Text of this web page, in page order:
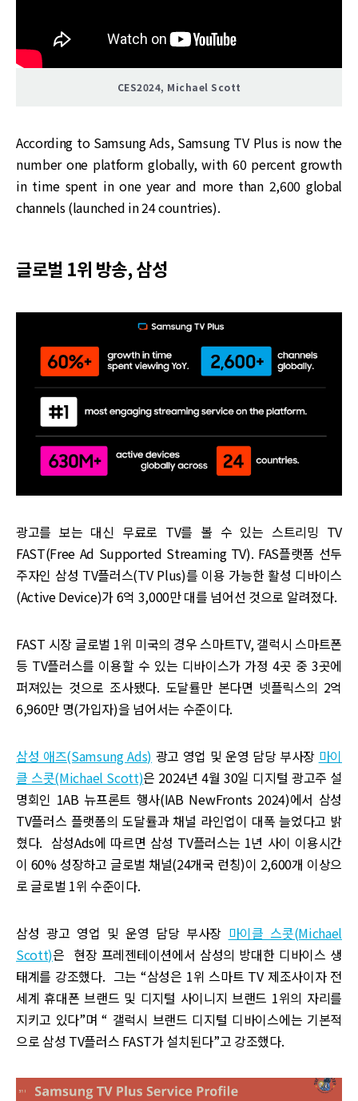
CES2024, Michael Scott
According to Samsung Ads, Samsung TV Plus is now the
number one platform globally, with 60 percent growth
in time spent in one year and more than 2,600 global
channels (launched in 24 countries).
글로벌 1위 방송, 삼성
광고를 보는 대신 무료로 TV를 볼 수 있는 스트리밍 TV
FAST(Free Ad Supported Streaming TV). FAS플랫폼 선두
주자인 삼성 TV플러스(TV Plus)를 이용 가능한 활성 디바이스
(Active Device)가 6억 3,000만 대를 넘어선 것으로 알려졌다.
FAST 시장 글로벌 1위 미국의 경우 스마트TV, 갤럭시 스마트폰
등 TV플러스를 이용할 수 있는 디바이스가 가정 4곳 중 3곳에
퍼져있는 것으로 조사됐다. 도달률만 본다면 넷플릭스의 2억
6,960만 명(가입자)을 넘어서는 수준이다.
삼성 애즈(Samsung Ads) 광고 영업 및 운영 담당 부사장 마이
클 스콧(Michael Scott)은 2024년 4월 30일 디지털 광고주 설
명회인 1AB 뉴프론트 행사(IAB NewFronts 2024)에서 삼성
TV플러스 플랫폼의 도달률과 채널 라인업이 대폭 늘었다고 밝
혔다. 삼성Ads에 따르면 삼성 TV플러스는 1년 사이 이용시간
이 60% 성장하고 글로벌 채널(24개국 런칭)이 2,600개 이상으
로 글로벌 1위 수준이다.
삼성 광고 영업 및 운영 담당 부사장 마이클 스콧(Michael
Scott)은 현장 프레젠테이션에서 삼성의 방대한 디바이스 생
태계를 강조했다. 그는 “삼성은 1위 스마트 TV 제조사이자 전
세계 휴대폰 브랜드 및 디지털 사이니지 브랜드 1위의 자리를
지키고 있다”며 “ 갤럭시 브랜드 디지털 디바이스에는 기본적
으로 삼성 TV플러스 FAST가 설치된다”고 강조했다.